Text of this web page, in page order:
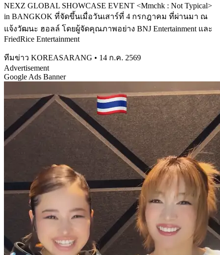
NEXZ GLOBAL SHOWCASE EVENT <Mmchk : Not Typical>
in BANGKOK ที่จัดขึ้นเมื่อวันเสาร์ที่ 4 กรกฎาคม ที่ผ่านมา ณ
แจ้งวัฒนะ ฮอลล์ โดยผู้จัดคุณภาพอย่าง BNJ Entertainment และ
FriedRice Entertainment
ทีมข่าว KOREASARANG • 14 ก.ค. 2569
Advertisement
Google Ads Banner